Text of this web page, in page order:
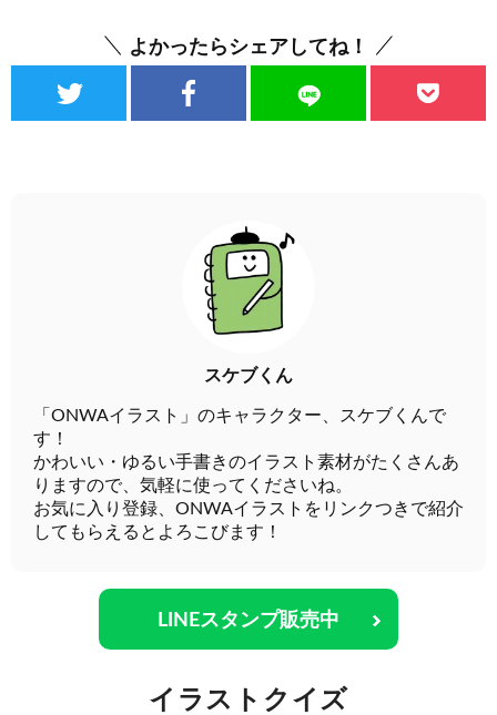
よかったらシェアしてね！
スケブくん
「ONWAイラスト」のキャラクター、スケブくんで
す！
かわいい・ゆるい手書きのイラスト素材がたくさんあ
りますので、気軽に使ってくださいね。
お気に入り登録、ONWAイラストをリンクつきで紹介
してもらえるとよろこびます！
LINEスタンプ販売中
イラストクイズ